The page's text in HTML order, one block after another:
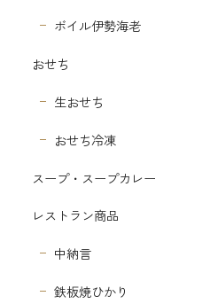
ボイル伊勢海老
おせち
生おせち
おせち冷凍
スープ・スープカレー
レストラン商品
中納言
鉄板焼ひかり